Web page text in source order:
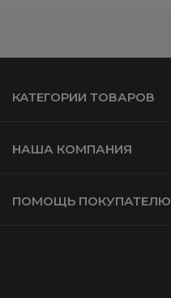
КАТЕГОРИИ ТОВАРОВ
НАША КОМПАНИЯ
ПОМОЩЬ ПОКУПАТЕЛЮ